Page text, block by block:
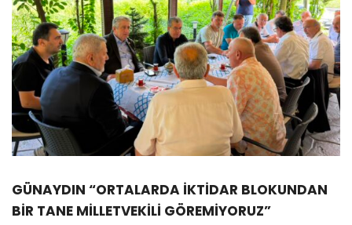
GÜNAYDIN “ORTALARDA İKTİDAR BLOKUNDAN
BİR TANE MİLLETVEKİLİ GÖREMİYORUZ”